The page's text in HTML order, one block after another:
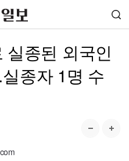
종된 외국인
종자 1명 수